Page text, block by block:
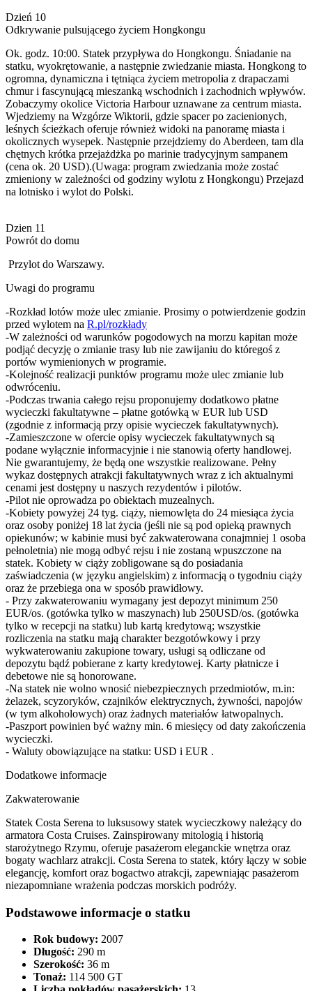
Dzień 10
Odkrywanie pulsującego życiem Hongkongu
Ok. godz. 10:00. Statek przypływa do Hongkongu. Śniadanie na
statku, wyokrętowanie, a następnie zwiedzanie miasta. Hongkong to
ogromna, dynamiczna i tętniąca życiem metropolia z drapaczami
chmur i fascynującą mieszanką wschodnich i zachodnich wpływów.
Zobaczymy okolice Victoria Harbour uznawane za centrum miasta.
Wjedziemy na Wzgórze Wiktorii, gdzie spacer po zacienionych,
leśnych ścieżkach oferuje również widoki na panoramę miasta i
okolicznych wysepek. Następnie przejdziemy do Aberdeen, tam dla
chętnych krótka przejażdżka po marinie tradycyjnym sampanem
(cena ok. 20 USD).(Uwaga: program zwiedzania może zostać
zmieniony w zależności od godziny wylotu z Hongkongu) Przejazd
na lotnisko i wylot do Polski.
Dzien 11
Powrót do domu
Przylot do Warszawy.
Uwagi do programu
-Rozkład lotów może ulec zmianie. Prosimy o potwierdzenie godzin
przed wylotem na R.pl/rozkłady
-W zależności od warunków pogodowych na morzu kapitan może
podjąć decyzję o zmianie trasy lub nie zawijaniu do któregoś z
portów wymienionych w programie.
-Kolejność realizacji punktów programu może ulec zmianie lub
odwróceniu.
-Podczas trwania całego rejsu proponujemy dodatkowo płatne
wycieczki fakultatywne – płatne gotówką w EUR lub USD
(zgodnie z informacją przy opisie wycieczek fakultatywnych).
-Zamieszczone w ofercie opisy wycieczek fakultatywnych są
podane wyłącznie informacyjnie i nie stanowią oferty handlowej.
Nie gwarantujemy, że będą one wszystkie realizowane. Pełny
wykaz dostępnych atrakcji fakultatywnych wraz z ich aktualnymi
cenami jest dostępny u naszych rezydentów i pilotów.
-Pilot nie oprowadza po obiektach muzealnych.
-Kobiety powyżej 24 tyg. ciąży, niemowlęta do 24 miesiąca życia
oraz osoby poniżej 18 lat życia (jeśli nie są pod opieką prawnych
opiekunów; w kabinie musi być zakwaterowana conajmniej 1 osoba
pełnoletnia) nie mogą odbyć rejsu i nie zostaną wpuszczone na
statek. Kobiety w ciąży zobligowane są do posiadania
zaświadczenia (w języku angielskim) z informacją o tygodniu ciąży
oraz że przebiega ona w sposób prawidłowy.
- Przy zakwaterowaniu wymagany jest depozyt minimum 250
EUR/os. (gotówka tylko w maszynach) lub 250USD/os. (gotówka
tylko w recepcji na statku) lub kartą kredytową; wszystkie
rozliczenia na statku mają charakter bezgotówkowy i przy
wykwaterowaniu zakupione towary, usługi są odliczane od
depozytu bądź pobierane z karty kredytowej. Karty płatnicze i
debetowe nie są honorowane.
-Na statek nie wolno wnosić niebezpiecznych przedmiotów, m.in:
żelazek, scyzoryków, czajników elektrycznych, żywności, napojów
(w tym alkoholowych) oraz żadnych materiałów łatwopalnych.
-Paszport powinien być ważny min. 6 miesięcy od daty zakończenia
wycieczki.
- Waluty obowiązujące na statku: USD i EUR .
Dodatkowe informacje
Zakwaterowanie
Statek Costa Serena to luksusowy statek wycieczkowy należący do
armatora Costa Cruises. Zainspirowany mitologią i historią
starożytnego Rzymu, oferuje pasażerom eleganckie wnętrza oraz
bogaty wachlarz atrakcji.​ Costa Serena to statek, który łączy w sobie
elegancję, komfort oraz bogactwo atrakcji, zapewniając pasażerom
niezapomniane wrażenia podczas morskich podróży.
Podstawowe informacje o statku
Rok budowy: 2007​
Długość: 290 m​
Szerokość: 36 m​
Tonaż: 114 500 GT​